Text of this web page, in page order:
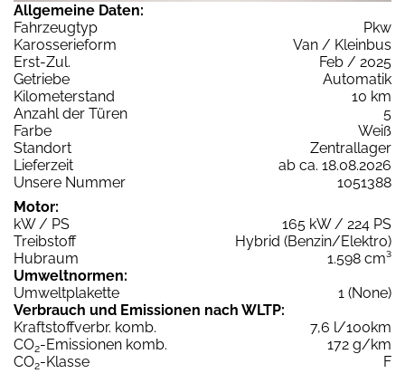
Allgemeine Daten:
Fahrzeugtyp
Pkw
Karosserieform
Van / Kleinbus
Erst-Zul.
Feb / 2025
Getriebe
Automatik
Kilometerstand
10 km
Anzahl der Türen
5
Farbe
Weiß
Standort
Zentrallager
Lieferzeit
ab ca. 18.08.2026
Unsere Nummer
1051388
Motor:
kW / PS
165 kW / 224 PS
Treibstoff
Hybrid (Benzin/Elektro)
Hubraum
1.598 cm³
Umweltnormen:
Umweltplakette
1 (None)
Verbrauch und Emissionen nach WLTP:
Kraftstoffverbr. komb.
7,6 l/100km
CO2-Emissionen komb.
172 g/km
CO2-Klasse
F